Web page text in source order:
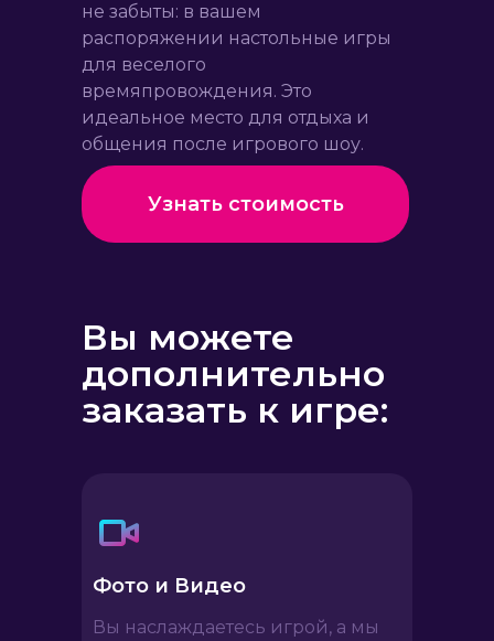
не забыты: в вашем
распоряжении настольные игры
для веселого
времяпровождения. Это
идеальное место для отдыха и
общения после игрового шоу.
Узнать стоимость
Вы можете
дополнительно
заказать к игре:
Фото и Видео
Вы наслаждаетесь игрой, а мы